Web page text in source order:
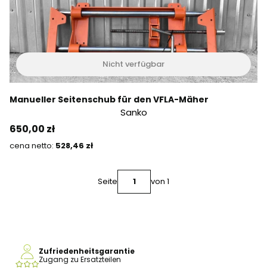
Nicht verfügbar
Manueller Seitenschub für den VFLA-Mäher
Sanko
Preis
650,00 zł
Preis
528,46 zł
Seite von 1
Zufriedenheitsgarantie
Zugang zu Ersatzteilen